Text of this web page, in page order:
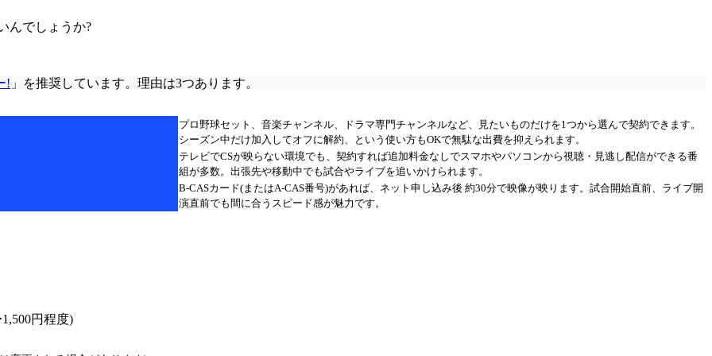
んでしょうか?
! 」を推奨しています。理由は3つあります。
プロ野球セット、音楽チャンネル、ドラマ専門チャンネルなど、見たいものだけを1つから選んで契約できます。
シーズン中だけ加入してオフに解約、という使い方もOKで無駄な出費を抑えられます。
テレビでCSが映らない環境でも、契約すれば追加料金なしでスマホやパソコンから視聴・見逃し配信ができる番
組が多数。出張先や移動中でも試合やライブを追いかけられます。
B-CASカード(またはA-CAS番号)があれば、ネット申し込み後 約30分で映像が映ります。試合開始直前、ライブ開
演直前でも間に合うスピード感が魅力です。
円程度)